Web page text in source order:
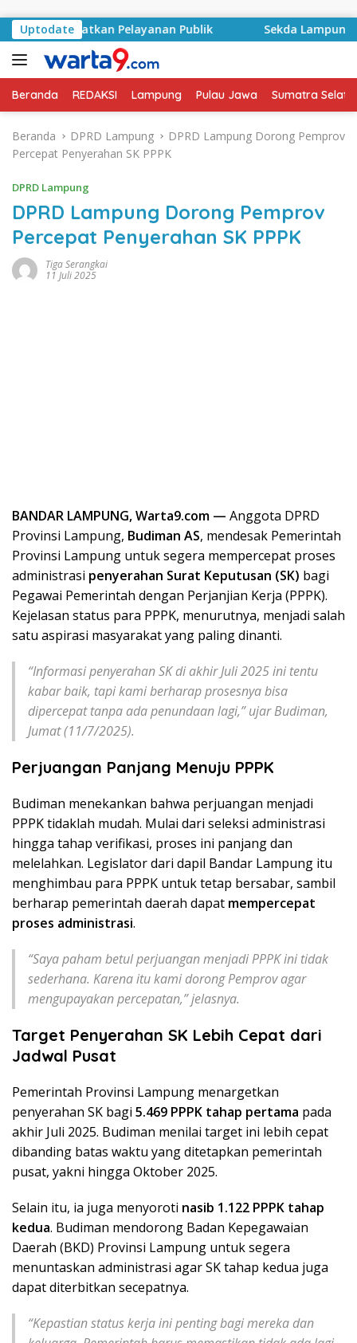
Uptodate
Tingkatkan Pelayanan Publik Sekda Lampung
Beranda REDAKSI Lampung Pulau Jawa Sumatra
Beranda DPRD Lampung
DPRD Lampung Dorong Pemprov
Percepat Penyerahan SK PPPK
DPRD Lampung
DPRD Lampung Dorong Pemprov
Percepat Penyerahan SK PPPK
Tiga Serangkai
11 Juli 2025
BANDAR LAMPUNG, Warta9.com — Anggota DPRD
Provinsi Lampung, Budiman AS, mendesak Pemerintah
Provinsi Lampung untuk segera mempercepat proses
administrasi penyerahan Surat Keputusan (SK) bagi
Pegawai Pemerintah dengan Perjanjian Kerja (PPPK).
Kejelasan status para PPPK, menurutnya, menjadi salah
satu aspirasi masyarakat yang paling dinanti.
“Informasi penyerahan SK di akhir Juli 2025 ini tentu
kabar baik, tapi kami berharap prosesnya bisa
dipercepat tanpa ada penundaan lagi,” ujar Budiman,
Jumat (11/7/2025).
Perjuangan Panjang Menuju PPPK
Budiman menekankan bahwa perjuangan menjadi
PPPK tidaklah mudah. Mulai dari seleksi administrasi
hingga tahap verifikasi, proses ini panjang dan
melelahkan. Legislator dari dapil Bandar Lampung itu
menghimbau para PPPK untuk tetap bersabar, sambil
berharap pemerintah daerah dapat mempercepat
proses administrasi.
“Saya paham betul perjuangan menjadi PPPK ini tidak
sederhana. Karena itu kami dorong Pemprov agar
mengupayakan percepatan,” jelasnya.
Target Penyerahan SK Lebih Cepat dari
Jadwal Pusat
Pemerintah Provinsi Lampung menargetkan
penyerahan SK bagi 5.469 PPPK tahap pertama pada
akhir Juli 2025. Budiman menilai target ini lebih cepat
dibanding batas waktu yang ditetapkan pemerintah
pusat, yakni hingga Oktober 2025.
Selain itu, ia juga menyoroti nasib 1.122 PPPK tahap
kedua. Budiman mendorong Badan Kepegawaian
Daerah (BKD) Provinsi Lampung untuk segera
menuntaskan administrasi agar SK tahap kedua juga
dapat diterbitkan secepatnya.
“Kepastian status kerja ini penting bagi mereka dan